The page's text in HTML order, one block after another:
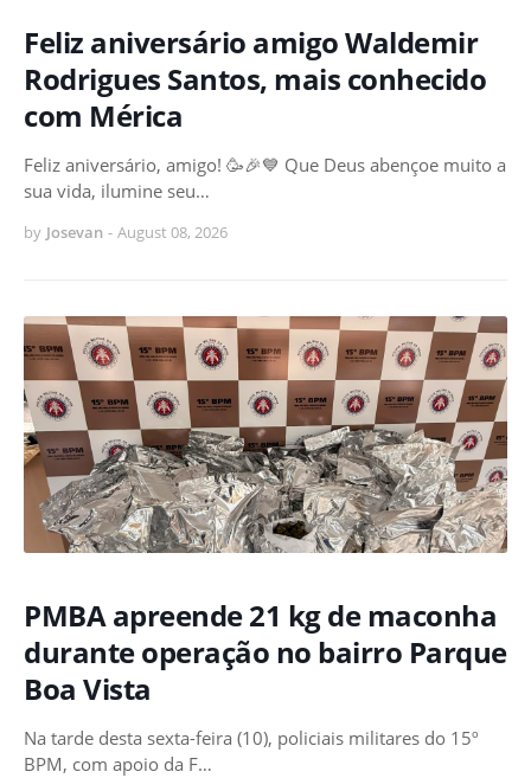
Feliz aniversário amigo Waldemir
Rodrigues Santos, mais conhecido
com Mérica
Feliz aniversário, amigo! 🥳🎉💙 Que Deus abençoe muito a
sua vida, ilumine seu…
by Josevan - August 08, 2026
PMBA apreende 21 kg de maconha
durante operação no bairro Parque
Boa Vista
Na tarde desta sexta-feira (10), policiais militares do 15º
BPM, com apoio da F…